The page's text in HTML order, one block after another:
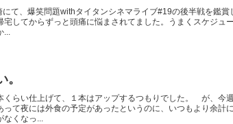
て、爆笑問題withタイタンシネマライブ#19の後半戦を鑑賞
してからずっと頭痛に悩まされてました。うまくスケジュ
...
くらい仕上げて、１本はアップするつもりでした。 が、今
て夜には外食の予定があったというのに、いつもより余計
なくなっ...